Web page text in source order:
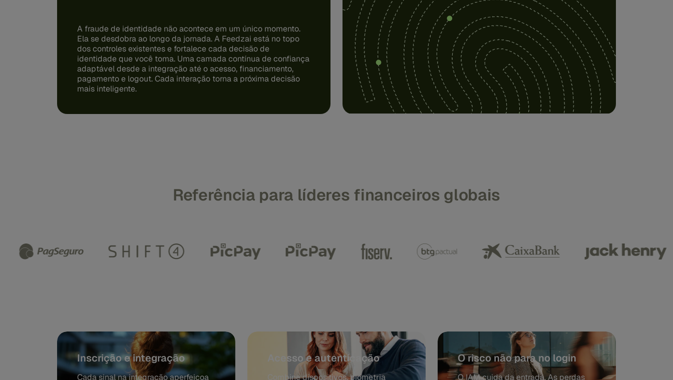
A fraude de identidade não acontece em um único momento.
Ela se desdobra ao longo da jornada. A Feedzai está no topo
dos controles existentes e fortalece cada decisão de
identidade que você toma. Uma camada contínua de confiança
adaptável desde a integração até o acesso, financiamento,
pagamento e logout. Cada interação torna a próxima decisão
mais inteligente.
Referência para líderes financeiros globais
Inscrição e integração
Cada sinal na integração aperfeiçoa
Acesso e autenticação
Combine dispositivos, biometria
O risco não para no login
O IAM cuida da entrada. As perdas